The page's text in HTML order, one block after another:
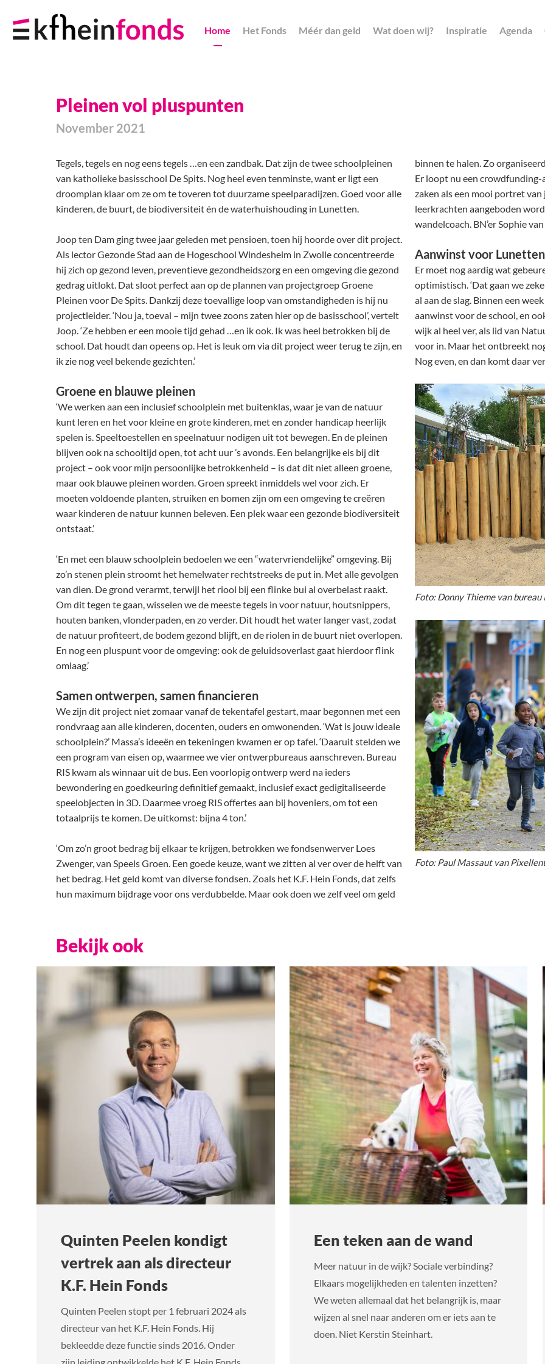
Navigation
Links
Home Het Fonds Méér dan geld Wat doen wij? Inspiratie Agenda
Pleinen vol pluspunten
November 2021
Tegels, tegels en nog eens tegels …en een zandbak. Dat zijn de twee schoolpleinen
van katholieke basisschool De Spits. Nog heel even tenminste, want er ligt een
droomplan klaar om ze om te toveren tot duurzame speelparadijzen. Goed voor alle
kinderen, de buurt, de biodiversiteit én de waterhuishouding in Lunetten.
Joop ten Dam ging twee jaar geleden met pensioen, toen hij hoorde over dit project.
Als lector Gezonde Stad aan de Hogeschool Windesheim in Zwolle concentreerde
hij zich op gezond leven, preventieve gezondheidszorg en een omgeving die gezond
gedrag uitlokt. Dat sloot perfect aan op de plannen van projectgroep Groene
Pleinen voor De Spits. Dankzij deze toevallige loop van omstandigheden is hij nu
projectleider. ‘Nou ja, toeval – mijn twee zoons zaten hier op de basisschool’, vertelt
Joop. ‘Ze hebben er een mooie tijd gehad …en ik ook. Ik was heel betrokken bij de
school. Dat houdt dan opeens op. Het is leuk om via dit project weer terug te zijn, en
ik zie nog veel bekende gezichten.’
Groene en blauwe pleinen
‘We werken aan een inclusief schoolplein met buitenklas, waar je van de natuur
kunt leren en het voor kleine en grote kinderen, met en zonder handicap heerlijk
spelen is. Speeltoestellen en speelnatuur nodigen uit tot bewegen. En de pleinen
blijven ook na schooltijd open, tot acht uur ’s avonds. Een belangrijke eis bij dit
project – ook voor mijn persoonlijke betrokkenheid – is dat dit niet alleen groene,
maar ook blauwe pleinen worden. Groen spreekt inmiddels wel voor zich. Er
moeten voldoende planten, struiken en bomen zijn om een omgeving te creëren
waar kinderen de natuur kunnen beleven. Een plek waar een gezonde biodiversiteit
ontstaat.’
‘En met een blauw schoolplein bedoelen we een “watervriendelijke” omgeving. Bij
zo’n stenen plein stroomt het hemelwater rechtstreeks de put in. Met alle gevolgen
van dien. De grond verarmt, terwijl het riool bij een flinke bui al overbelast raakt.
Om dit tegen te gaan, wisselen we de meeste tegels in voor natuur, houtsnippers,
houten banken, vlonderpaden, en zo verder. Dit houdt het water langer vast, zodat
de natuur profiteert, de bodem gezond blijft, en de riolen in de buurt niet overlopen.
En nog een pluspunt voor de omgeving: ook de geluidsoverlast gaat hierdoor flink
omlaag.’
Samen ontwerpen, samen financieren
We zijn dit project niet zomaar vanaf de tekentafel gestart, maar begonnen met een
rondvraag aan alle kinderen, docenten, ouders en omwonenden. ‘Wat is jouw ideale
schoolplein?’ Massa’s ideeën en tekeningen kwamen er op tafel. ‘Daaruit stelden we
een program van eisen op, waarmee we vier ontwerpbureaus aanschreven. Bureau
RIS kwam als winnaar uit de bus. Een voorlopig ontwerp werd na ieders
bewondering en goedkeuring definitief gemaakt, inclusief exact gedigitaliseerde
speelobjecten in 3D. Daarmee vroeg RIS offertes aan bij hoveniers, om tot een
totaalprijs te komen. De uitkomst: bijna 4 ton.’
‘Om zo’n groot bedrag bij elkaar te krijgen, betrokken we fondsenwerver Loes
Zwenger, van Speels Groen. Een goede keuze, want we zitten al ver over de helft van
het bedrag. Het geld komt van diverse fondsen. Zoals het K.F. Hein Fonds, dat zelfs
hun maximum bijdrage voor ons verdubbelde. Maar ook doen we zelf veel om geld
binnen te halen. Zo
Er loopt nu een crowdfunding-
zaken als een mooi portret
leerkrachten aangeboden
wandelcoach. BN’er Sophie
Aanwinst voor Lunetten
Er moet nog aardig wat
optimistisch. ‘Dat gaan we
al aan de slag. Binnen een
aanwinst voor de school, en
wijk al heel ver, als lid van
voor in. Maar het ontbreekt
Nog even, en dan komt daar
Foto: Donny Thieme van bureau
Foto: Paul Massaut van
Bekijk ook
Quinten Peelen kondigt
vertrek aan als directeur
K.F. Hein Fonds
Quinten Peelen stopt per 1 februari 2024 als
directeur van het K.F. Hein Fonds. Hij
bekleedde deze functie sinds 2016. Onder
Een teken aan de wand
Meer natuur in de wijk? Sociale verbinding?
Elkaars mogelijkheden en talenten inzetten?
We weten allemaal dat het belangrijk is, maar
wijzen al snel naar anderen om er iets aan te
doen. Niet Kerstin Steinhart.